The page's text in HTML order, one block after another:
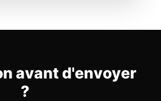
avant d'envoyer
?